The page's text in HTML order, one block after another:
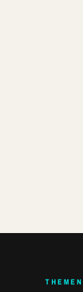
THEMEN